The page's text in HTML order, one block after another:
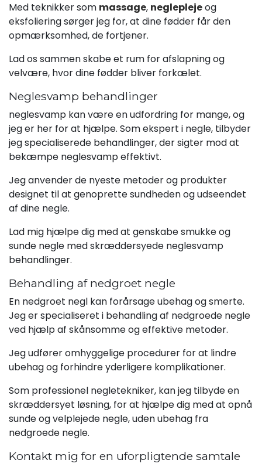
Med teknikker som massage, negleplejeog
eksfoliering sørger jeg for, at dine fødder får den
opmærksomhed, de fortjener.
Lad os sammen skabe et rum for afslapning og
velvære, hvor dine fødder bliver forkælet.
Neglesvamp behandlinger
neglesvamp kan være en udfordring for mange, og
jeg er her for at hjælpe. Som ekspert i negle, tilbyder
jeg specialiserede behandlinger, der sigter mod at
bekæmpe neglesvamp effektivt.
Jeg anvender de nyeste metoder og produkter
designet til at genoprette sundheden og udseendet
af dine negle.
Lad mig hjælpe dig med at genskabe smukke og
sunde negle med skræddersyede neglesvamp
behandlinger.
Behandling af nedgroet negle
En nedgroet negl kan forårsage ubehag og smerte.
Jeg er specialiseret i behandling af nedgroede negle
ved hjælp af skånsomme og effektive metoder.
Jeg udfører omhyggelige procedurer for at lindre
ubehag og forhindre yderligere komplikationer.
Som professionel negletekniker, kan jeg tilbyde en
skræddersyet løsning, for at hjælpe dig med at opnå
sunde og velplejede negle, uden ubehag fra
nedgroede negle.
Kontakt mig for en uforpligtende samtale